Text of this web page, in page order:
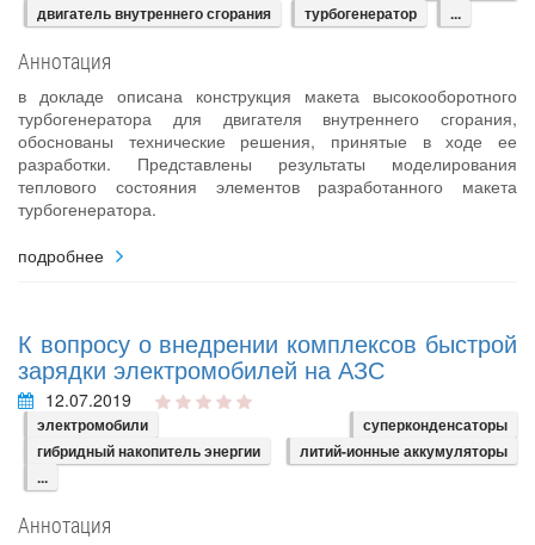
двигатель внутреннего сгорания
турбогенератор ...
Аннотация
в докладе описана конструкция макета высокооборотного
турбогенератора для двигателя внутреннего сгорания,
обоснованы технические решения, принятые в ходе ее
разработки. Представлены результаты моделирования
теплового состояния элементов разработанного макета
турбогенератора.
подробнее
К вопросу о внедрении комплексов быстрой
зарядки электромобилей на АЗС
12.07.2019
электромобили
суперконденсаторы
гибридный накопитель энергии
литий-ионные аккумуляторы
...
Аннотация